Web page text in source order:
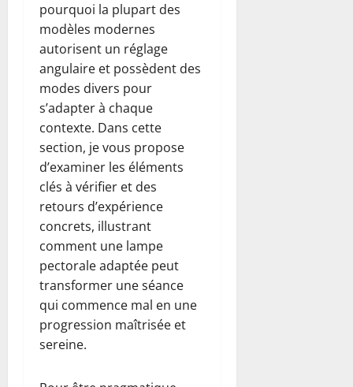
pourquoi la plupart des
modèles modernes
autorisent un réglage
angulaire et possèdent des
modes divers pour
s’adapter à chaque
contexte. Dans cette
section, je vous propose
d’examiner les éléments
clés à vérifier et des
retours d’expérience
concrets, illustrant
comment une lampe
pectorale adaptée peut
transformer une séance
qui commence mal en une
progression maîtrisée et
sereine.